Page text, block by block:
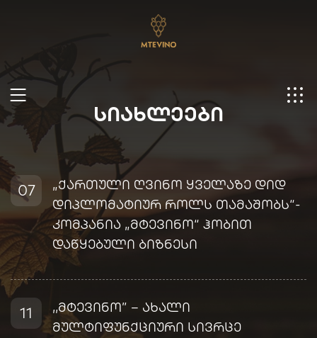
ᲡᲘᲐᲮᲚᲔᲔᲑᲘ
07
„ქართული ღვინო ყველაზე დიდ
დიპლომატიურ როლს თამაშობს“-
კომპანია „მტევინო“ ჰობით
დაწყებული ბიზნესი
11
,,მტევინო” – ახალი
მულტიფუნქციური სივრცე